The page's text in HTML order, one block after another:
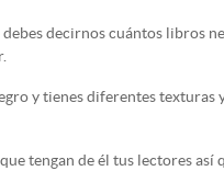
debes decirnos cuántos libros
y tienes diferentes texturas
tengan de él tus lectores así